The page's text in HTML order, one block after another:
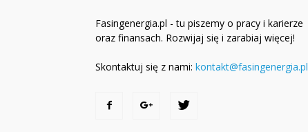
Fasingenergia.pl - tu piszemy o pracy i karierze
oraz finansach. Rozwijaj się i zarabiaj więcej!
Skontaktuj się z nami: kontakt@fasingenergia.pl